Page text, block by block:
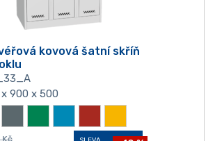
kovová šatní skříň
900 x 500